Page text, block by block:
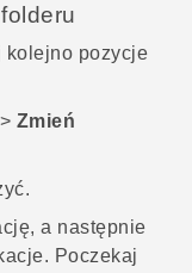
kolejno pozycje
> Zmień
a następnie
. Poczekaj